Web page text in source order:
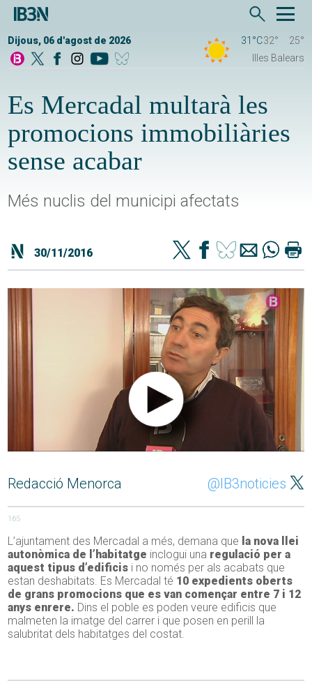
Dijous, 06 d'agost de 2026 31°C32°
25°
Illes Balears
Es Mercadal multarà les
promocions immobiliàries
sense acabar
Més nuclis del municipi afectats
30/11/2016
Redacció Menorca @IB3noticies
165
L’ajuntament des Mercadal a més, demana que la nova
llei
autonòmica de l’habitatge inclogui una regulació per a
aquest tipus d’edificis i no només per als acabats que
estan deshabitats. Es Mercadal té 10 expedients oberts
de grans promocions que es van començar entre 7 i 12
anys enrere. Dins el poble es poden veure edificis que
malmeten la imatge del carrer i que posen en perill la
salubritat dels habitatges del costat.